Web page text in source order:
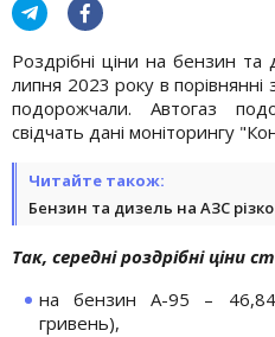
Роздрібні ціни на бензин та
липня 2023 року в
подорожчали. Автогаз
свідчать дані моніторингу
Читайте також:
Бензин та дизель на АЗС
Так, середні роздрібні ціни
на бензин А-95 –
гривень),